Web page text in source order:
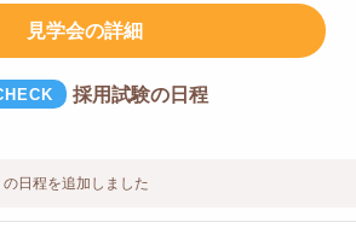
見学会の詳細
採用試験の日程
の日程を追加しました